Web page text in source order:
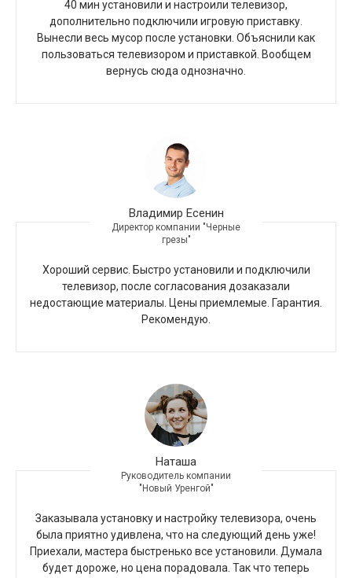
40 мин установили и настроили телевизор,
дополнительно подключили игровую приставку.
Вынесли весь мусор после установки. Объяснили как
пользоваться телевизором и приставкой. Вообщем
вернусь сюда однозначно.
Владимир Есенин
Директор компании "Черные
грезы"
Хороший сервис. Быстро установили и подключили
телевизор, после согласования дозаказали
недостающие материалы. Цены приемлемые. Гарантия.
Рекомендую.
Наташа
Руководитель компании
"Новый Уренгой"
Заказывала установку и настройку телевизора, очень
была приятно удивлена, что на следующий день уже!
Приехали, мастера быстренько все установили. Думала
будет дороже, но цена порадовала. Так что теперь